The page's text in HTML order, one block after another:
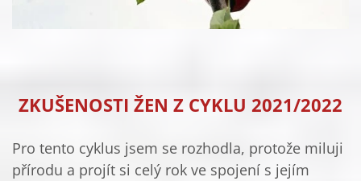
ZKUŠENOSTI ŽEN Z CYKLU 2021/2022
Pro tento cyklus jsem se rozhodla, protože miluji
přírodu a projít si celý rok ve spojení s jejím